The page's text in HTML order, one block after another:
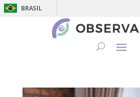
BRASIL